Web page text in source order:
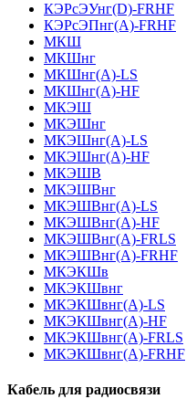
КЭРсЭУнг(D)-FRHF
КЭРсЭПнг(А)-FRHF
МКШ
МКШнг
МКШнг(А)-LS
МКШнг(А)-HF
МКЭШ
МКЭШнг
МКЭШнг(А)-LS
МКЭШнг(А)-HF
МКЭШВ
МКЭШВнг
МКЭШВнг(А)-LS
МКЭШВнг(А)-HF
МКЭШВнг(А)-FRLS
МКЭШВнг(А)-FRHF
МКЭКШв
МКЭКШвнг
МКЭКШвнг(А)-LS
МКЭКШвнг(A)-HF
МКЭКШвнг(А)-FRLS
МКЭКШвнг(A)-FRHF
Кабель для радиосвязи